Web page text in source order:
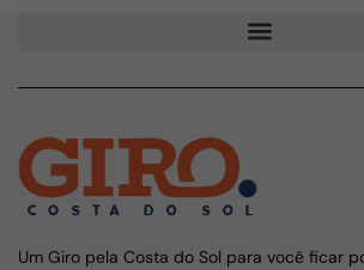
Um Giro pela Costa do Sol para você ficar